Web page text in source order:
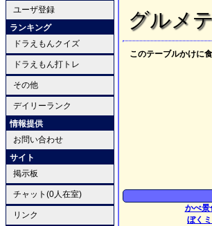
ユーザ登録
ランキング
ドラえもんクイズ
ドラえもん打トレ
その他
デイリーランク
情報提供
お問い合わせ
サイト
掲示板
チャット(0人在室)
リンク
グルメ
このテーブルかけに
かべ景
ぼく